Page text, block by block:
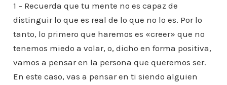
1 – Recuerda que tu mente no es capaz de
distinguir lo que es real de lo que no lo es. Por lo
tanto, lo primero que haremos es «creer» que no
tenemos miedo a volar, o, dicho en forma positiva,
vamos a pensar en la persona que queremos ser.
En este caso, vas a pensar en ti siendo alguien